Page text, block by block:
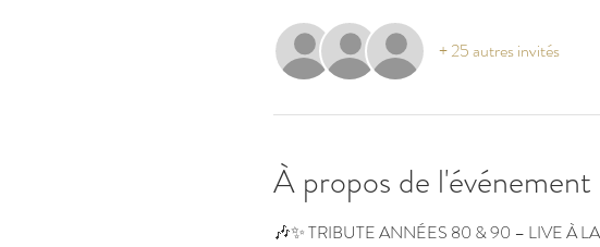
+ 25 autres invités
À propos de l'événement
🎶✨ TRIBUTE ANNÉES 80 & 90 – LIVE À